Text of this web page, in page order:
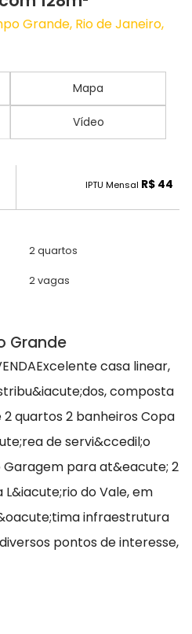
Grande, Rio de Janeiro,
Mapa
Vídeo
IPTU Mensal R$ 44
2 quartos
2 vagas
Grande
casa linear,
composta
quartos 2 banheiros Copa
de servi&ccedil;o
para at&eacute; 2
do Vale, em
infraestrutura
pontos de interesse,